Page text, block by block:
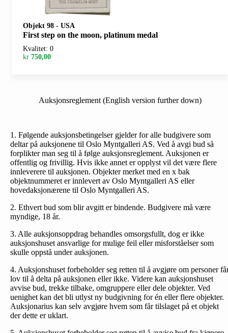
Objekt 98 - USA
First step on the moon, platinum medal
Kvalitet: 0
kr 750,00
Auksjonsreglement (English version further down)
1. Følgende auksjonsbetingelser gjelder for alle budgivere som
deltar på auksjonene til Oslo Myntgalleri AS. Ved å avgi bud så
forplikter man seg til å følge auksjonsreglement. Auksjonen er
offentlig og frivillig. Hvis ikke annet er opplyst vil det være flere
innleverere til auksjonen. Objekter merket med en x bak
objektnummeret er innlevert av Oslo Myntgalleri AS eller
hovedaksjonærene til Oslo Myntgalleri AS.
2. Ethvert bud som blir avgitt er bindende. Budgivere må være
myndige, 18 år.
3. Alle auksjonsoppdrag behandles omsorgsfullt, dog er ikke
auksjonshuset ansvarlige for mulige feil eller misforståelser som
skulle oppstå under auksjonen.
4. Auksjonshuset forbeholder seg retten til å avgjøre om personer
lov til å delta på auksjonen eller ikke. Videre kan auksjonshuset
avvise bud, trekke tilbake, omgruppere eller dele objekter. Ved
uenighet kan det bli utlyst ny budgivning for én eller flere objekter.
Auksjonarius kan selv avgjøre hvem som får tilslaget på et objekt
der dette er uklart.